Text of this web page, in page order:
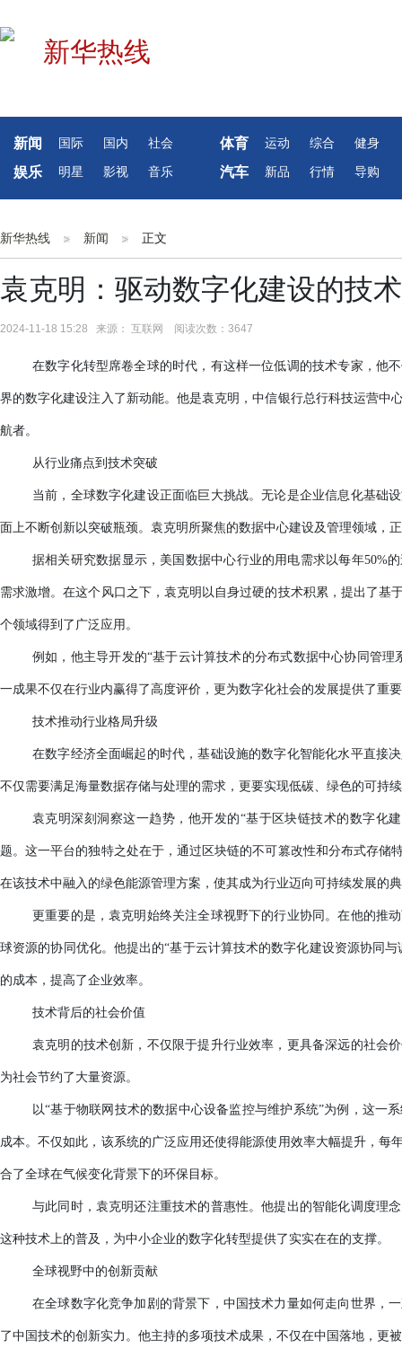
新闻 国际 国内 社会 体育 运动 综合 健身
娱乐 明星 影视 音乐 汽车 新品 行情 导购
新华热线 新闻 正文
袁克明：驱动数字化建设的技
2024-11-18 15:28 来源： 互联网 阅读次数：3647
在数字化转型席卷全球的时代，有这样一位低调的技术专家，他
界的数字化建设注入了新动能。他是袁克明，中信银行总行科技运营中
航者。
从行业痛点到技术突破
当前，全球数字化建设正面临巨大挑战。无论是企业信息化基础
面上不断创新以突破瓶颈。袁克明所聚焦的数据中心建设及管理领域，
据相关研究数据显示，美国数据中心行业的用电需求以每年50%
需求激增。在这个风口之下，袁克明以自身过硬的技术积累，提出了
个领域得到了广泛应用。
例如，他主导开发的“基于云计算技术的分布式数据中心协同管
一成果不仅在行业内赢得了高度评价，更为数字化社会的发展提供了重
技术推动行业格局升级
在数字经济全面崛起的时代，基础设施的数字化智能化水平直接
不仅需要满足海量数据存储与处理的需求，更要实现低碳、绿色的可持
袁克明深刻洞察这一趋势，他开发的“基于区块链技术的数字化
题。这一平台的独特之处在于，通过区块链的不可篡改性和分布式存储
在该技术中融入的绿色能源管理方案，使其成为行业迈向可持续发展的
更重要的是，袁克明始终关注全球视野下的行业协同。在他的推
球资源的协同优化。他提出的“基于云计算技术的数字化建设资源协同
的成本，提高了企业效率。
技术背后的社会价值
袁克明的技术创新，不仅限于提升行业效率，更具备深远的社会
为社会节约了大量资源。
以“基于物联网技术的数据中心设备监控与维护系统”为例，这一
成本。不仅如此，该系统的广泛应用还使得能源使用效率大幅提升，
合了全球在气候变化背景下的环保目标。
与此同时，袁克明还注重技术的普惠性。他提出的智能化调度理
这种技术上的普及，为中小企业的数字化转型提供了实实在在的支撑。
全球视野中的创新贡献
在全球数字化竞争加剧的背景下，中国技术力量如何走向世界，
了中国技术的创新实力。他主持的多项技术成果，不仅在中国落地，更